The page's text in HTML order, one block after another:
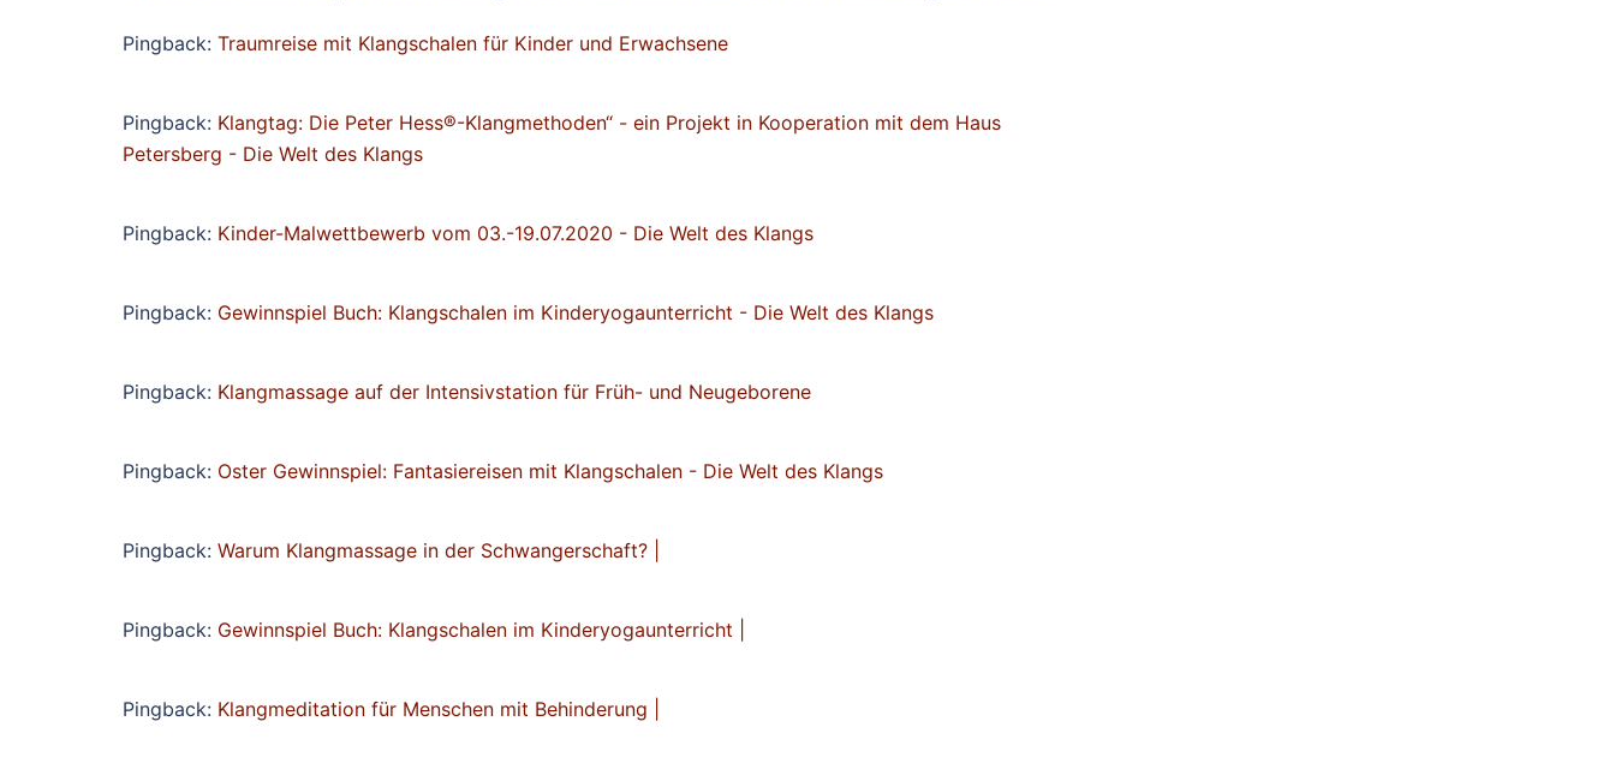
Pingback: Traumreise mit Klangschalen für Kinder und Erwachsene
Pingback: Klangtag: Die Peter Hess®-Klangmethoden“ - ein Projekt in Kooperation mit dem Haus
Petersberg - Die Welt des Klangs
Pingback: Kinder-Malwettbewerb vom 03.-19.07.2020 - Die Welt des Klangs
Pingback: Gewinnspiel Buch: Klangschalen im Kinderyogaunterricht - Die Welt des Klangs
Pingback: Klangmassage auf der Intensivstation für Früh- und Neugeborene
Pingback: Oster Gewinnspiel: Fantasiereisen mit Klangschalen - Die Welt des Klangs
Pingback: Warum Klangmassage in der Schwangerschaft? |
Pingback: Gewinnspiel Buch: Klangschalen im Kinderyogaunterricht |
Pingback: Klangmeditation für Menschen mit Behinderung |